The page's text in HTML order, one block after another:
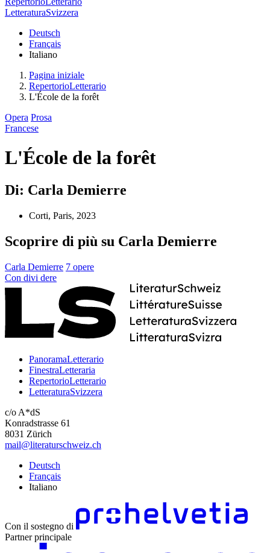
LetteraturaSvizzera
Deutsch
Français
Italiano
Pagina iniziale
RepertorioLetterario
L'École de la forêt
Opera Prosa
Francese
L'École de la forêt
Di: Carla Demierre
Corti, Paris, 2023
Scoprire di più su Carla Demierre
Carla Demierre 7 opere
Con divi dere
PanoramaLetterario
FinestraLetteraria
RepertorioLetterario
LetteraturaSvizzera
c/o A*dS
Konradstrasse 61
8031 Zürich
mail@literaturschweiz.ch
Deutsch
Français
Italiano
Con il sostegno di
Partner principale